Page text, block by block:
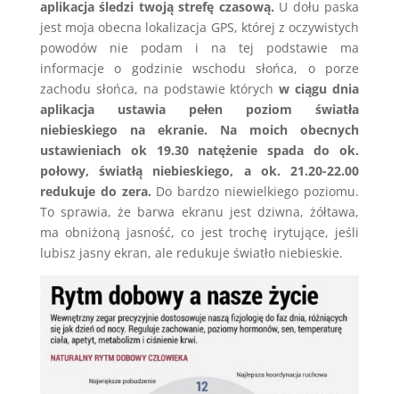
aplikacja śledzi twoją strefę czasową. U dołu paska
jest moja obecna lokalizacja GPS, której z oczywistych
powodów nie podam i na tej podstawie ma
informacje o godzinie wschodu słońca, o porze
zachodu słońca, na podstawie których w ciągu dnia
aplikacja ustawia pełen poziom światła
niebieskiego na ekranie. Na moich obecnych
ustawieniach ok 19.30 natężenie spada do ok.
połowy, światłą niebieskiego, a ok. 21.20-22.00
redukuje do zera. Do bardzo niewielkiego poziomu.
To sprawia, że barwa ekranu jest dziwna, żółtawa,
ma obniżoną jasność, co jest trochę irytujące, jeśli
lubisz jasny ekran, ale redukuje światło niebieskie.